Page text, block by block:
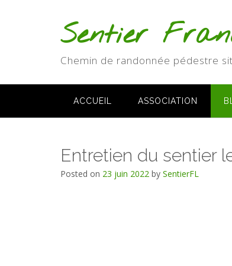
Sentier
Chemin de randonnée pédestre
ACCUEIL ASSOCIATION
Entretien du sentier
Posted on 23 juin 2022 by SentierFL